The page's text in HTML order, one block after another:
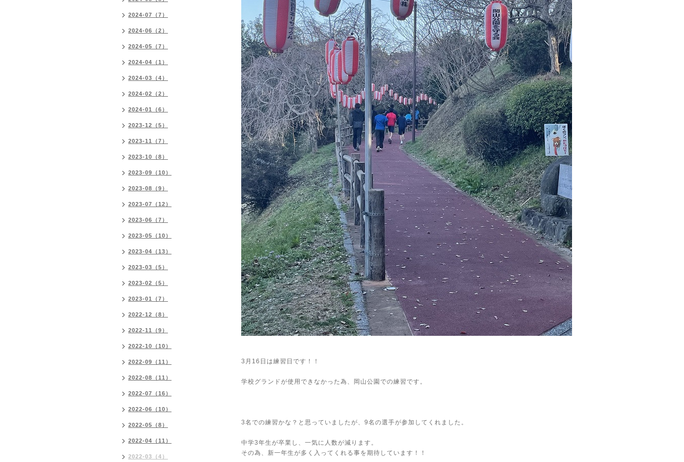
3月16日は練習日です！！
学校グランドが使用できなかった為、岡山公園での練習です。
3名での練習かな？と思っていましたが、9名の選手が参加してくれました。
中学3年生が卒業し、一気に人数が減ります。
その為、新一年生が多く入ってくれる事を期待しています！！
2024-07（7）
2024-06（2）
2024-05（7）
2024-04（1）
2024-03（4）
2024-02（2）
2024-01（6）
2023-12（5）
2023-11（7）
2023-10（8）
2023-09（10）
2023-08（9）
2023-07（12）
2023-06（7）
2023-05（10）
2023-04（13）
2023-03（5）
2023-02（5）
2023-01（7）
2022-12（8）
2022-11（9）
2022-10（10）
2022-09（11）
2022-08（11）
2022-07（16）
2022-06（10）
2022-05（8）
2022-04（11）
2022-03（4）